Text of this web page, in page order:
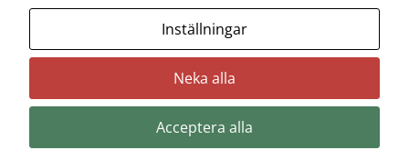
Inställningar
Neka alla
Acceptera alla
beteende när du
surfar ökar du
chansen att få se
personligt
anpassat innehåll
och erbjudanden.